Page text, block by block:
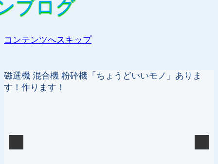
コンテンツへスキップ
磁選機 混合機 粉砕機「ちょうどいいモノ」ありま
す！作ります！
ブログ
ブログ